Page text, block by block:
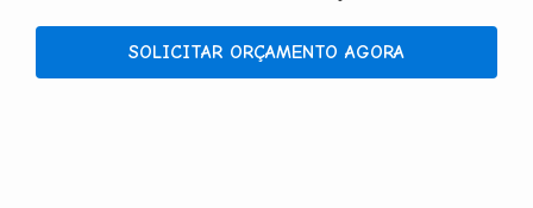
SOLICITAR ORÇAMENTO AGORA